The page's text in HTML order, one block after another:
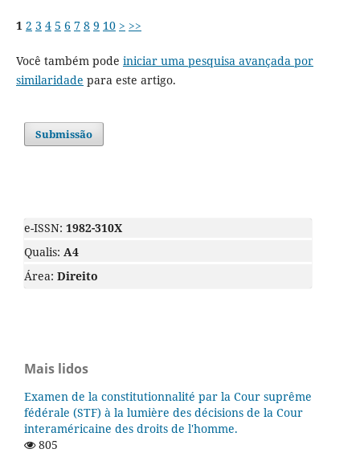
1 2 3 4 5 6 7 8 9 10 > >>
Você também pode iniciar uma pesquisa avançada por
similaridade para este artigo.
Submissão
e-ISSN: 1982-310X
Qualis: A4
Área: Direito
Mais lidos
Examen de la constitutionnalité par la Cour suprême
fédérale (STF) à la lumière des décisions de la Cour
interaméricaine des droits de l'homme.
805